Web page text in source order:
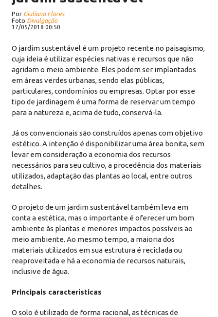
Por Giuliana Flores
Foto Divulgação
17/05/2018 00:50
O jardim sustentável é um projeto recente no paisagismo,
cuja ideia é utilizar espécies nativas e recursos que não
agridam o meio ambiente. Eles podem ser implantados
em áreas verdes urbanas, sendo elas públicas,
particulares, condomínios ou empresas. Optar por esse
tipo de jardinagem é uma forma de reservar um tempo
para a natureza e, acima de tudo, conservá-la.
Já os convencionais são construídos apenas com objetivo
estético. A intenção é disponibilizar uma área bonita, sem
levar em consideração a economia dos recursos
necessários para seu cultivo, a procedência dos materiais
utilizados, adaptação das plantas ao local, entre outros
detalhes.
O projeto de um jardim sustentável também leva em
conta a estética, mas o importante é oferecer um bom
ambiente às plantas e menores impactos possíveis ao
meio ambiente. Ao mesmo tempo, a maioria dos
materiais utilizados em sua estrutura é reciclada ou
reaproveitada e há a economia de recursos naturais,
inclusive de água.
Principais características
O solo é utilizado de forma racional, as técnicas de